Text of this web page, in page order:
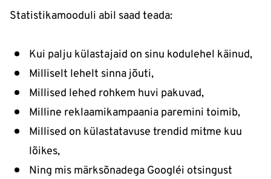
Statistikamooduli abil saad teada:
Kui palju külastajaid on sinu kodulehel käinud,
Milliselt lehelt sinna jõuti,
Millised lehed rohkem huvi pakuvad,
Milline reklaamikampaania paremini toimib,
Millised on külastatavuse trendid mitme kuu
lõikes,
Ning mis märksõnadega Google´i otsingust